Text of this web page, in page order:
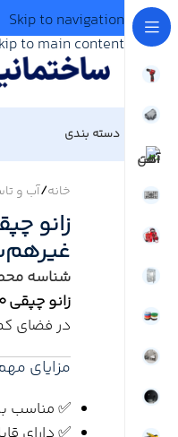
Skip to navigation
to main content
دسته بندی
خانه/آب و
شناسه
زانو چپقی ۹۰ درجه ۲۰×۲۵ آذین
در فضای
مزایای
✅ مناسب